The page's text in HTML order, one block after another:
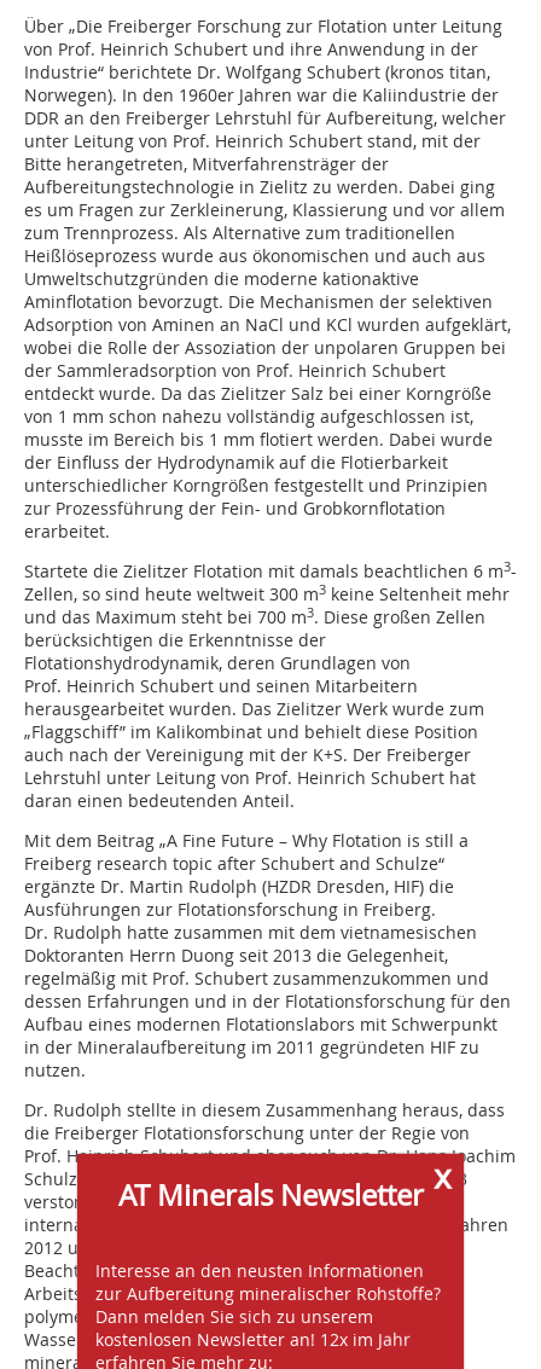
Über „Die Freiberger Forschung zur Flotation unter Leitung
von Prof. Heinrich Schubert und ihre Anwendung in der
Industrie“ berichtete Dr. Wolfgang Schubert (kronos titan,
Norwegen). In den 1960er Jahren war die Kaliindustrie der
DDR an den Freiberger Lehrstuhl für Aufbereitung, welcher
unter Leitung von Prof. Heinrich Schubert stand, mit der
Bitte herangetreten, Mitverfahrensträger der
Aufbereitungstechnologie in Zielitz zu werden. Dabei ging
es um Fragen zur Zerkleinerung, Klassierung und vor allem
zum Trennprozess. Als Alternative zum traditionellen
Heißlöseprozess wurde aus ökonomischen und auch aus
Umweltschutzgründen die moderne kationaktive
Aminflotation bevorzugt. Die Mechanismen der selektiven
Adsorption von Aminen an NaCl und KCl wurden aufgeklärt,
wobei die Rolle der Assoziation der unpolaren Gruppen bei
der Sammleradsorption von Prof. Heinrich Schubert
entdeckt wurde. Da das Zielitzer Salz bei einer Korngröße
von 1 mm schon nahezu vollständig aufgeschlossen ist,
musste im Bereich bis 1 mm flotiert werden. Dabei wurde
der Einfluss der Hydrodynamik auf die Flotierbarkeit
unterschiedlicher Korngrößen festgestellt und Prinzipien
zur Prozessführung der Fein- und Grobkornflotation
erarbeitet.
Startete die Zielitzer Flotation mit damals beachtlichen 6 m3-
Zellen, so sind heute weltweit 300 m3 keine Seltenheit mehr
und das Maximum steht bei 700 m3. Diese großen Zellen
berücksichtigen die Erkenntnisse der
Flotationshydrodynamik, deren Grundlagen von
Prof. Heinrich Schubert und seinen Mitarbeitern
herausgearbeitet wurden. Das Zielitzer Werk wurde zum
„Flaggschiff” im Kalikombinat und behielt diese Position
auch nach der Vereinigung mit der K+S. Der Freiberger
Lehrstuhl unter Leitung von Prof. Heinrich Schubert hat
daran einen bedeutenden Anteil.
Mit dem Beitrag „A Fine Future – Why Flotation is still a
Freiberg research topic after Schubert and Schulze“
ergänzte Dr. Martin Rudolph (HZDR Dresden, HIF) die
Ausführungen zur Flotationsforschung in Freiberg.
Dr. Rudolph hatte zusammen mit dem vietnamesischen
Doktoranten Herrn Duong seit 2013 die Gelegenheit,
regelmäßig mit Prof. Schubert zusammenzukommen und
dessen Erfahrungen und in der Flotationsforschung für den
Aufbau eines modernen Flotationslabors mit Schwerpunkt
in der Mineralaufbereitung im 2011 gegründeten HIF zu
nutzen.
Dr. Rudolph stellte in diesem Zusammenhang heraus, dass
die Freiberger Flotationsforschung unter der Regie von
Prof. Heinrich Schubert und aber auch von Dr. Hans Joachim
Schulze (ehemaliger Mitarbeiter des FIA Freiberg, 2003
verstorben) auch heute noch auf verschiedenen
internationalen Konferenzen, darunter IMPCs in den Jahren
2012 und 2016 und MEI Flotation 2013, 2015 und 2017
Beachtung findet. Das HIF wird sich insbesondere den
Arbeitsgebieten ultrafeine Partikelflotation, komplexe
polymetallische Ressourcen, Bioflotation,
Wassermanagement und Grundlagenforschung zu
mineralischen Grenzflächen zuwenden. Neue
x
AT Minerals Newsletter
Interesse an den neusten Informationen
zur Aufbereitung mineralischer Rohstoffe?
Dann melden Sie sich zu unserem
kostenlosen Newsletter an! 12x im Jahr
erfahren Sie mehr zu: